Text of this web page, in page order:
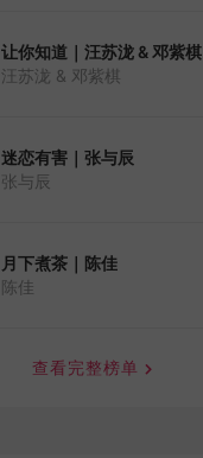
让你知道｜汪苏泷 & 邓紫棋
汪苏泷 & 邓紫棋
迷恋有害｜张与辰
张与辰
月下煮茶｜陈佳
陈佳
查看完整榜单